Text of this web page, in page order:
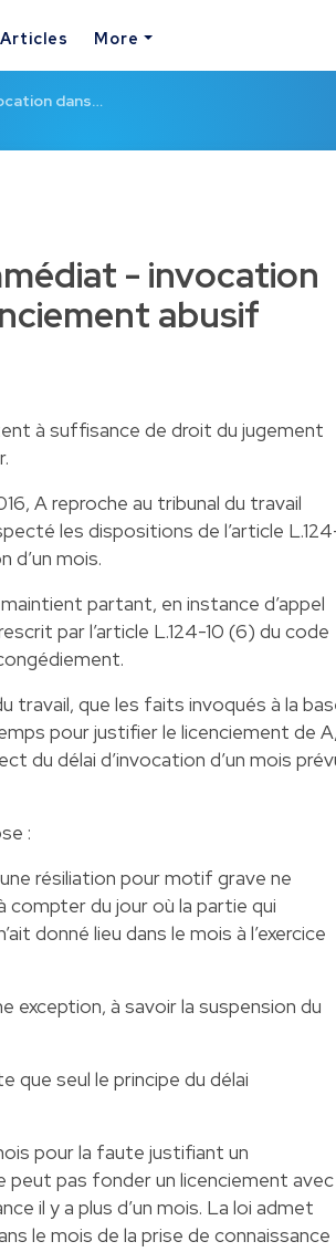
More
dans…
- invocation
abusif
à suffisance de droit du jugement
A reproche au tribunal du travail
les dispositions de l’article
d’un mois.
partant, en instance d’appel
par l’article L.124-10 (6) du code
travail, que les faits invoqués à la
pour justifier le licenciement de
du délai d’invocation d’un mois
:
résiliation pour motif grave ne
compter du jour où la partie qui
donné lieu dans le mois à l’exercice
à savoir la suspension du
que seul le principe du délai
pour la faute justifiant un
peut pas fonder un licenciement avec
il y a plus d’un mois. La loi admet
le mois de la prise de connaissance